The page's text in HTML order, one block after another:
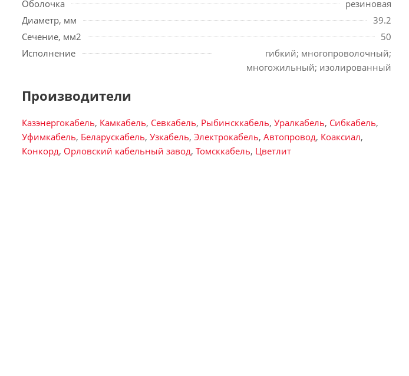
Оболочка
резиновая
Диаметр, мм
39.2
Сечение, мм2
50
Исполнение
гибкий; многопроволочный;
многожильный; изолированный
Производители
Казэнергокабель, Камкабель, Севкабель, Рыбинсккабель, Уралкабель, Сибкабель,
Уфимкабель, Беларускабель, Узкабель, Электрокабель, Автопровод, Коаксиал,
Конкорд, Орловский кабельный завод, Томсккабель, Цветлит